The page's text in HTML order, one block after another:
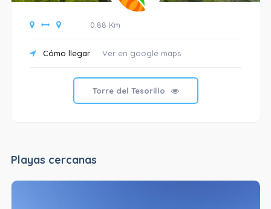
0.88 Km
Cómo llegar Ver en google maps
Torre del Tesorillo
Playas cercanas